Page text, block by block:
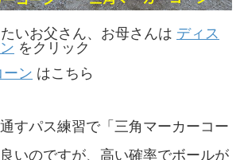
いお父さん、お母さんは ディス
をクリック
ーン はこちら
すパス練習で「三角マーカーコー
いのですが、高い確率でボールが